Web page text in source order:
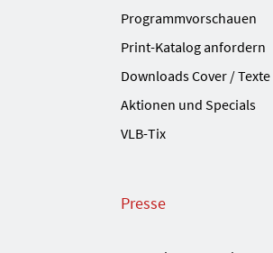
Programmvorschauen
Print-Katalog anfordern
Downloads Cover / Texte
Aktionen und Specials
VLB-Tix
Presse